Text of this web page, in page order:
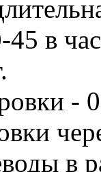
в
-
в